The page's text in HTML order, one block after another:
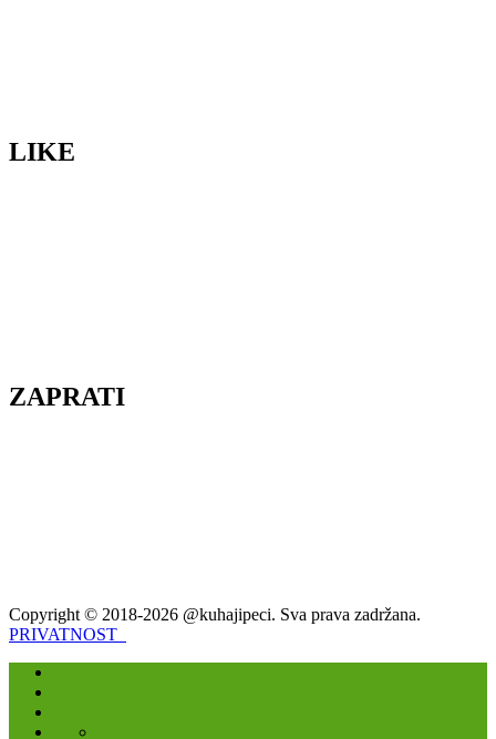
LIKE
ZAPRATI
Copyright © 2018-2026 @kuhajipeci. Sva prava zadržana.
PRIVATNOST